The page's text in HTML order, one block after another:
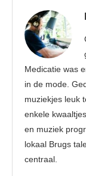
Medicatie was
in de mode.
muziekjes leuk
enkele
en muziek
lokaal Brugs
centraal.